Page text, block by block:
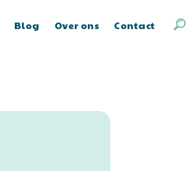
Blog Over ons Contact